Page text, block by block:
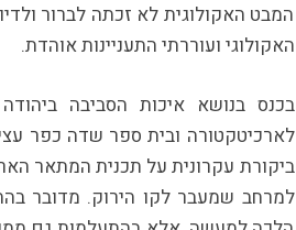
המבט האקולוגית לא זכתה לברור
האקולוגי ועוררתי התעניינות אוהדת.
בכנס בנושא איכות הסביבה
לארכיטקטורה ובית ספר שדה כפר
למרחב שמעבר לקו הירוק. מדובר